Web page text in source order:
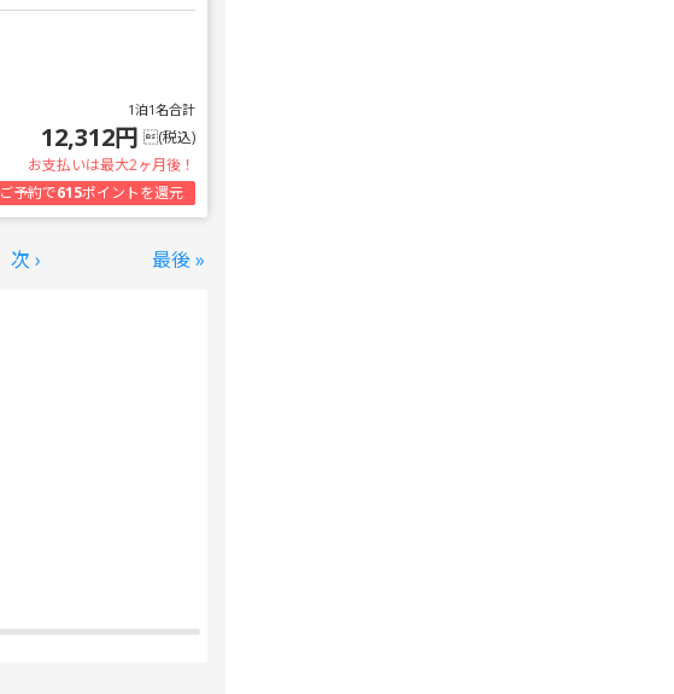
1泊1名合計
12,312円 (税込)
お支払いは最大2ヶ月後！
ご予約で615ポイントを還元
次 › 最後 »